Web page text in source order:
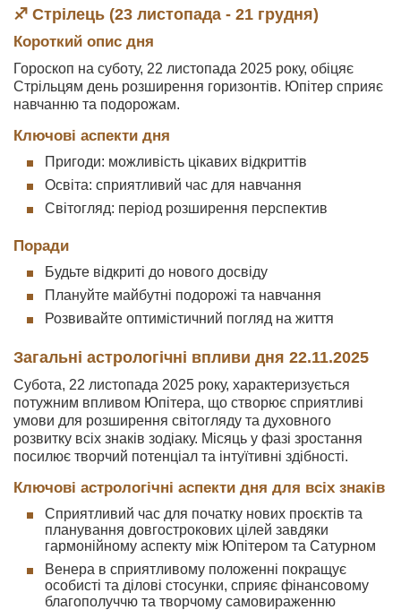
♐ Стрілець (23 листопада - 21 грудня)
Короткий опис дня
Гороскоп на суботу, 22 листопада 2025 року, обіцяє
Стрільцям день розширення горизонтів. Юпітер сприяє
навчанню та подорожам.
Ключові аспекти дня
Пригоди: можливість цікавих відкриттів
Освіта: сприятливий час для навчання
Світогляд: період розширення перспектив
Поради
Будьте відкриті до нового досвіду
Плануйте майбутні подорожі та навчання
Розвивайте оптимістичний погляд на життя
Загальні астрологічні впливи дня 22.11.2025
Субота, 22 листопада 2025 року, характеризується
потужним впливом Юпітера, що створює сприятливі
умови для розширення світогляду та духовного
розвитку всіх знаків зодіаку. Місяць у фазі зростання
посилює творчий потенціал та інтуїтивні здібності.
Ключові астрологічні аспекти дня для всіх знаків
Сприятливий час для початку нових проєктів та
планування довгострокових цілей завдяки
гармонійному аспекту між Юпітером та Сатурном
Венера в сприятливому положенні покращує
особисті та ділові стосунки, сприяє фінансовому
благополуччю та творчому самовираженню